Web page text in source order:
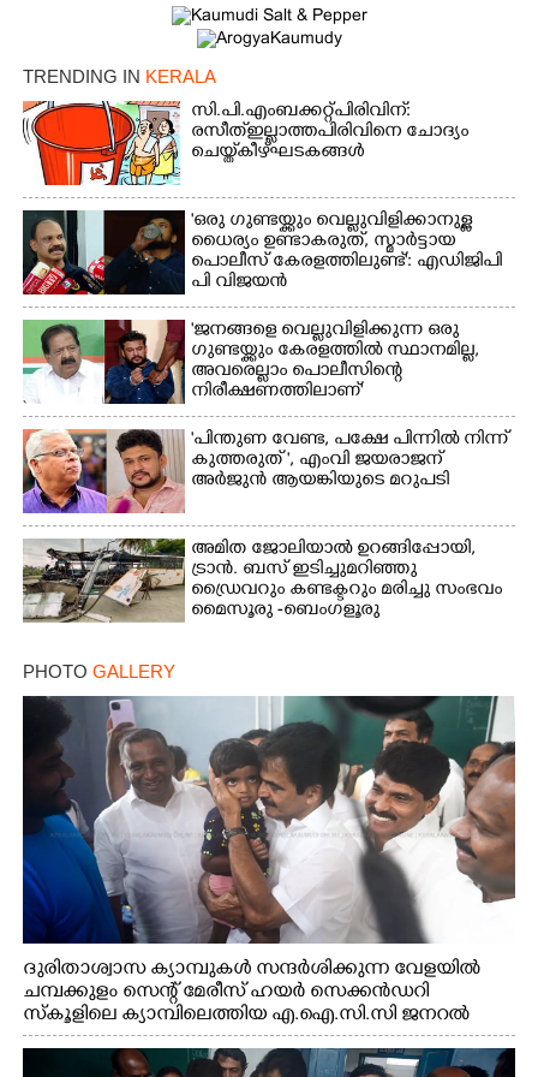
TRENDING IN KERALA
സി.പി.എം ബക്കറ്റ് പിരിവിന്:
രസീത് ഇല്ലാത്ത പിരിവിനെ ചോദ്യം
ചെയ്ത് കീഴ്ഘടകങ്ങൾ
'ഒരു ഗുണ്ടയ്ക്കും വെല്ലുവിളിക്കാനുള്ള
ധൈര്യം ഉണ്ടാകരുത്, സ്മാർട്ടായ
പൊലീസ് കേരളത്തിലുണ്ട്': എഡിജിപി
പി വിജയൻ
'ജനങ്ങളെ വെല്ലുവിളിക്കുന്ന ഒരു
ഗുണ്ടയ്ക്കും കേരളത്തിൽ സ്ഥാനമില്ല,​
അവരെല്ലാം പൊലീസിന്റെ
നിരീക്ഷണത്തിലാണ്'
"പിന്തുണ വേണ്ട,​ പക്ഷേ പിന്നിൽ നിന്ന്
കുത്തരുത് ", എംവി ജയരാജന്
അർജുൻ ആയങ്കിയുടെ മറുപടി
അമിത ജോലിയാൽ ഉറങ്ങിപ്പോയി,
ട്രാൻ. ബസ് ഇടിച്ചുമറിഞ്ഞു
ഡ്രൈവറും കണ്ടക്ടറും മരിച്ചു സംഭവം
മൈസൂരു -ബെംഗളൂരു
PHOTO GALLERY
ദുരിതാശ്വാസ ക്യാമ്പുകൾ സന്ദർശിക്കുന്ന വേളയിൽ
ചമ്പക്കുളം സെന്റ് മേരീസ് ഹയർ സെക്കൻഡറി
സ്കൂളിലെ ക്യാമ്പിലെത്തിയ എ.ഐ.സി.സി ജനറൽ
സെക്രട്ടറി കെ.സി വേണുഗോപാൽ എം.പി കുരുന്നിനെ
എടുത്ത് ലാളിച്ചപ്പോൾ. സഹകരണ-എക്സൈസ്